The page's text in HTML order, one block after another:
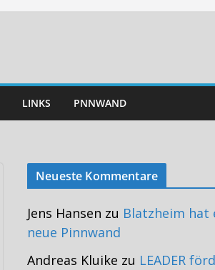
LINKS PNNWAND
Neueste Kommentare
Jens Hansen zu Blatzheim hat
neue Pinnwand
Andreas Kluike zu LEADER